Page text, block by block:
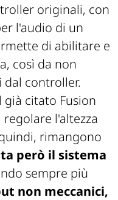
originali, con
l'audio di un
di abilitare e
così da non
dal controller.
citato Fusion
l'altezza
rimangono
però il sistema
sempre più
non meccanici,